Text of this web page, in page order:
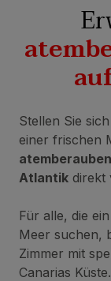
Stellen Sie
einer frischen
Atlantik direkt
Für alle, die
Meer suchen,
Zimmer mit
Canarias Küste.